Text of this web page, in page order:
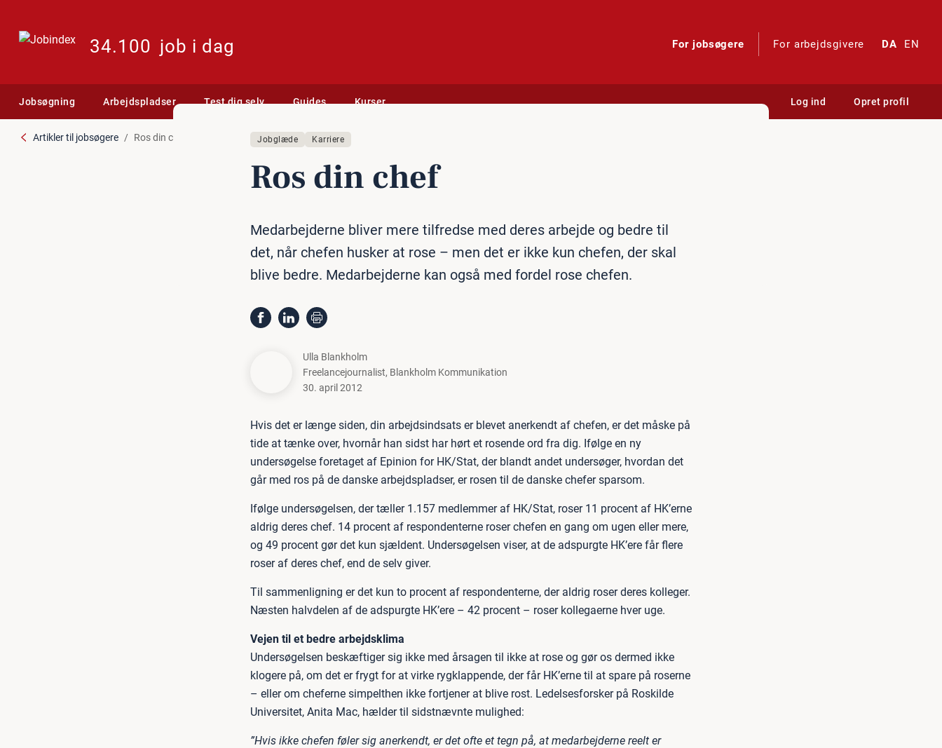
34.100 job i dag For jobsøgere For arbejdsgivere DA EN
Jobsøgning Arbejdspladser Test dig selv Guides Kurser Log ind Opret profil
Artikler til jobsøgere Ros din chef Jobglæde Karriere
Ros din chef
Medarbejderne bliver mere tilfredse med deres arbejde og bedre til
det, når chefen husker at rose – men det er ikke kun chefen, der skal
blive bedre. Medarbejderne kan også med fordel rose chefen.
Ulla Blankholm
Freelancejournalist, Blankholm Kommunikation
30. april 2012
Hvis det er længe siden, din arbejdsindsats er blevet anerkendt af chefen, er det måske på
tide at tænke over, hvornår han sidst har hørt et rosende ord fra dig. Ifølge en ny
undersøgelse foretaget af Epinion for HK/Stat, der blandt andet undersøger, hvordan det
går med ros på de danske arbejdspladser, er rosen til de danske chefer sparsom.
Ifølge undersøgelsen, der tæller 1.157 medlemmer af HK/Stat, roser 11 procent af HK’erne
aldrig deres chef. 14 procent af respondenterne roser chefen en gang om ugen eller mere,
og 49 procent gør det kun sjældent. Undersøgelsen viser, at de adspurgte HK’ere får flere
roser af deres chef, end de selv giver.
Til sammenligning er det kun to procent af respondenterne, der aldrig roser deres kolleger.
Næsten halvdelen af de adspurgte HK’ere – 42 procent – roser kollegaerne hver uge.
Vejen til et bedre arbejdsklima
Undersøgelsen beskæftiger sig ikke med årsagen til ikke at rose og gør os dermed ikke
klogere på, om det er frygt for at virke rygklappende, der får HK’erne til at spare på roserne
– eller om cheferne simpelthen ikke fortjener at blive rost. Ledelsesforsker på Roskilde
Universitet, Anita Mac, hælder til sidstnævnte mulighed:
”Hvis ikke chefen føler sig anerkendt, er det ofte et tegn på, at medarbejderne reelt er